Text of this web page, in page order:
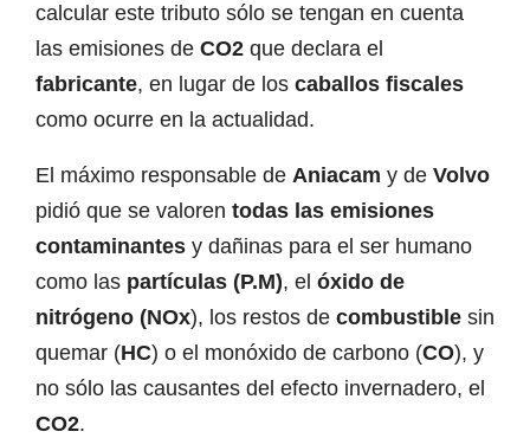
calcular este tributo sólo se tengan en cuenta
las emisiones de CO2 que declara el
fabricante, en lugar de los caballos fiscales
como ocurre en la actualidad.
El máximo responsable de Aniacam y de Volvo
pidió que se valoren todas las emisiones
contaminantes y dañinas para el ser humano
como las partículas (P.M), el óxido de
nitrógeno (NOx), los restos de combustible sin
quemar (HC) o el monóxido de carbono (CO), y
no sólo las causantes del efecto invernadero, el
CO2.